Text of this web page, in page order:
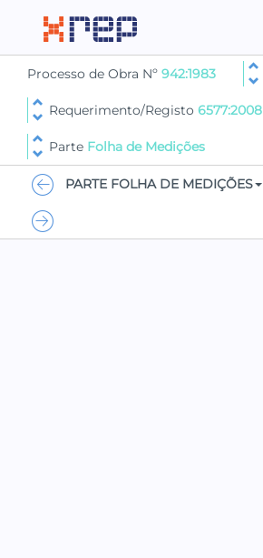
Processo de Obra Nº 942:1983
Requerimento/Registo 6577:2008
Parte Folha de Medições
PARTE FOLHA DE MEDIÇÕES